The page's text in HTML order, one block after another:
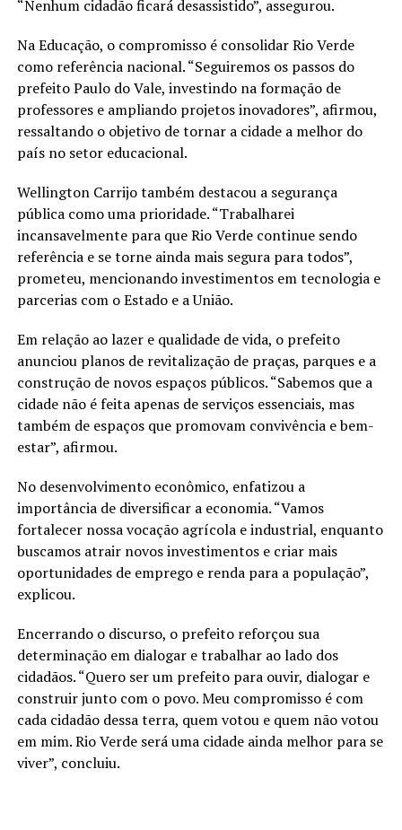
“Nenhum cidadão ficará desassistido”, assegurou.
Na Educação, o compromisso é consolidar Rio Verde
como referência nacional. “Seguiremos os passos do
prefeito Paulo do Vale, investindo na formação de
professores e ampliando projetos inovadores”, afirmou,
ressaltando o objetivo de tornar a cidade a melhor do
país no setor educacional.
Wellington Carrijo também destacou a segurança
pública como uma prioridade. “Trabalharei
incansavelmente para que Rio Verde continue sendo
referência e se torne ainda mais segura para todos”,
prometeu, mencionando investimentos em tecnologia e
parcerias com o Estado e a União.
Em relação ao lazer e qualidade de vida, o prefeito
anunciou planos de revitalização de praças, parques e a
construção de novos espaços públicos. “Sabemos que a
cidade não é feita apenas de serviços essenciais, mas
também de espaços que promovam convivência e bem-
estar”, afirmou.
No desenvolvimento econômico, enfatizou a
importância de diversificar a economia. “Vamos
fortalecer nossa vocação agrícola e industrial, enquanto
buscamos atrair novos investimentos e criar mais
oportunidades de emprego e renda para a população”,
explicou.
Encerrando o discurso, o prefeito reforçou sua
determinação em dialogar e trabalhar ao lado dos
cidadãos. “Quero ser um prefeito para ouvir, dialogar e
construir junto com o povo. Meu compromisso é com
cada cidadão dessa terra, quem votou e quem não votou
em mim. Rio Verde será uma cidade ainda melhor para se
viver”, concluiu.